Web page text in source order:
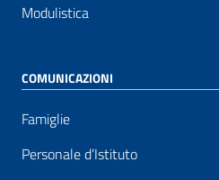
Modulistica
COMUNICAZIONI
Famiglie
Personale d’Istituto